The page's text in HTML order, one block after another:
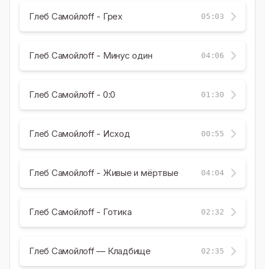
Глеб Самойлоff - Грех 05:03
Глеб Самойлоff - Минус один 04:06
Глеб Самойлоff - 0:0 01:30
Глеб Самойлоff - Исход 00:55
Глеб Самойлоff - Живые и мёртвые 04:04
Глеб Самойлоff - Готика 02:32
Глеб Самойлоff — Кладбище 02:35